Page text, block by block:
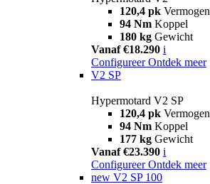
120,4 pk Vermogen
94 Nm Koppel
180 kg Gewicht
Vanaf €18.290 i
Configureer Ontdek meer
V2 SP
Hypermotard V2 SP
120,4 pk Vermogen
94 Nm Koppel
177 kg Gewicht
Vanaf €23.390 i
Configureer Ontdek meer
new V2 SP 100